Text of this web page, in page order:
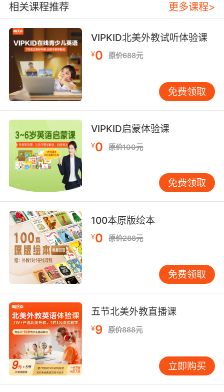
有“危机”之意，程度比一般紧急情况更严重，常
涉及范围较广、影响较大的事件。例如“The
financial crisis had a huge impact on the
global economy.（金融危机对全球经济产生了
巨大影响。）”这里描述的是经济领域的重大危
机，用“crisis”凸显情况的严峻性和复杂性。它强
调的是一种关键的、可能引发严重后果的紧张状
态，不仅仅是短暂的紧急。
“contingency”侧重于“应急”的情况，常用来描述
为应对可能出现的紧急情况而提前做的准备或计
划。比如“We have made a contingency plan
for the possible natural disaster.（我们已经为
可能发生的自然灾害制定了应急计划。）”在商
业、政府等组织的规划文件中经常能看到这个
词，体现了未雨绸缪应对紧急事态的思路。与之
相关的“contingency measures”就是应急措施，
如“The government has taken contingency
measures to cope with the sudden epidemic.
（政府已经采取了应急措施来应对突然发生的疫
情。）”
达紧急情况的方式也各有特点。在医疗场景中，
“code blue”是常用的术语，表示“心脏骤停等需
要紧急医疗干预的情况”。医护人员听到“code
blue”就会迅速启动相应的急救流程。例如“Once
the nurse shouted ‘Code blue’, the medical
team rushed to the ward.（一旦护士喊出‘蓝色
相关课程推荐 更多课程>
VIPKID北美外教试听体验课
¥0 原价688元
免费领取
VIPKID启蒙体验课
¥0 原价100元
免费领取
100本原版绘本
¥0 原价288元
免费领取
五节北美外教直播课
¥9 原价888元
立即购买